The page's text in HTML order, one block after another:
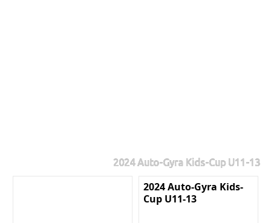
2024 Auto-Gyra Kids-Cup U11-13
2024 Auto-Gyra Kids-
Cup U11-13